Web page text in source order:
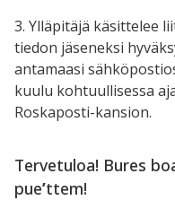
3. Ylläpitäjä käsittelee
tiedon jäseneksi
antamaasi
kuulu kohtuullisessa
Roskaposti-kansion.
Tervetuloa! Bures
pueʹttem!